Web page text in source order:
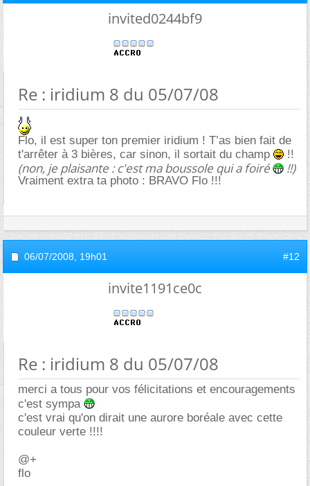
invited0244bf9
Re : iridium 8 du 05/07/08
Flo, il est super ton premier iridium ! T’as bien fait de
t'arrêter à 3 bières, car sinon, il sortait du champ
!!
(non, je plaisante : c'est ma boussole qui a foiré !!)
Vraiment extra ta photo : BRAVO Flo !!!
06/07/2008, 19h01 #12
invite1191ce0c
Re : iridium 8 du 05/07/08
merci a tous pour vos félicitations et encouragements
c'est sympa
c'est vrai qu'on dirait une aurore boréale avec cette
couleur verte !!!!
@+
flo